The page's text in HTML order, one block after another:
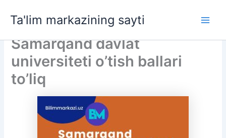
Ta'lim markazining sayti
Samarqand davlat
universiteti o’tish ballari
to’liq